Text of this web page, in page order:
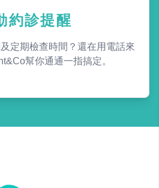
約診提醒
定期檢查時間？還在用電話來
幫你通通一指搞定。